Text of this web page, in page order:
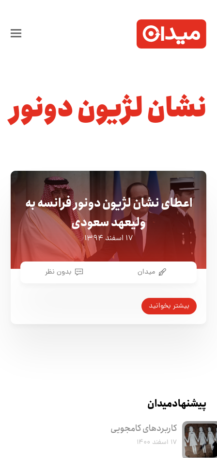
نشان لژیون دونور
اعطای نشان لژیون دونور فرانسه به
ولیعهد سعودی
۱۷ اسفند ۱۳۹۴
میدان بدون نظر
بیشتر بخوانید
پیشنهاد میدان
کاربرد‌های کامجویی
۱۷ اسفند ۱۴۰۰